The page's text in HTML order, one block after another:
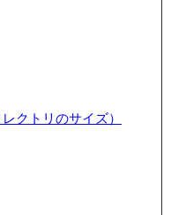
クトリのサイズ）